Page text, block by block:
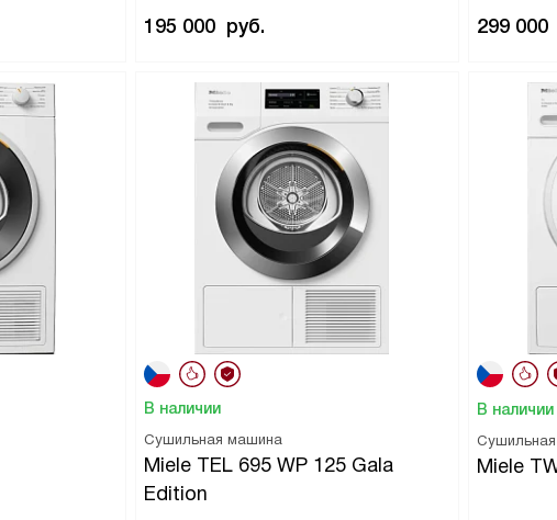
195 000 руб. 299 000
Сушильная машина
Miele TEL 695 WP 125 Gala
Edition
В наличии
Miele
В наличии